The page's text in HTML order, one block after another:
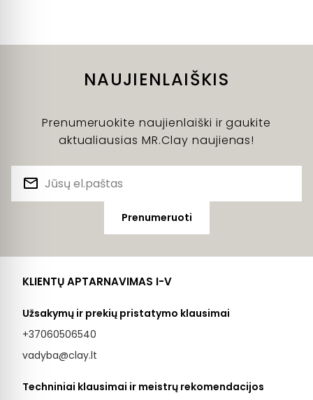
NAUJIENLAIŠKIS
Prenumeruokite naujienlaiški ir gaukite
aktualiausias MR.Clay naujienas!
Prenumeruoti
KLIENTŲ APTARNAVIMAS I-V
Užsakymų ir prekių pristatymo klausimai
+37060506540
vadyba@clay.lt
Techniniai klausimai ir meistrų rekomendacijos